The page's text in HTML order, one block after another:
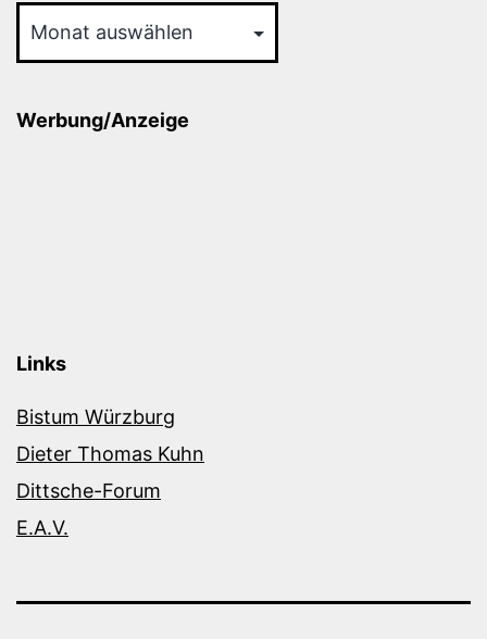
Werbung/Anzeige
Links
Bistum Würzburg
Dieter Thomas Kuhn
Dittsche-Forum
E.A.V.